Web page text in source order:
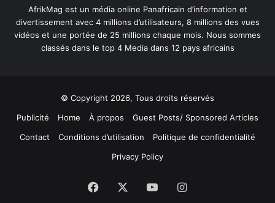
AfrikMag est un média online Panafricain d’information et
divertissement avec 4 millions d’utilisateurs, 8 millions des vues
vidéos et une portée de 25 millions chaque mois. Nous sommes
classés dans le top 4 Media dans 12 pays africains
© Copyright 2026, Tous droits réservés
Publicité
Home À propos
Guest Posts/ Sponsored Articles
Contact
Conditions d’utilisation
Politique de confidentialité
Privacy Policy
Facebook YouTubeInstagram